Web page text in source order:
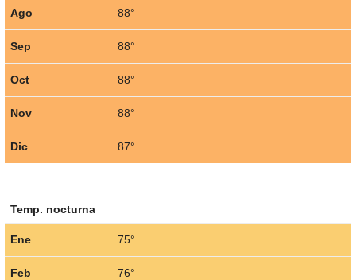
Ago 88°
Sep 88°
Oct 88°
Nov 88°
Dic 87°
Temp. nocturna
Ene 75°
Feb 76°